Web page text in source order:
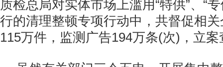
质检总局对实体市场上滥用“特供”、“
行的清理整顿专项行动中，共督促相
115万件，监测广告194万条(次)，立